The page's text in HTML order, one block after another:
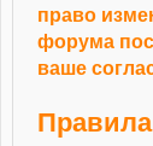
право
форума
ваше